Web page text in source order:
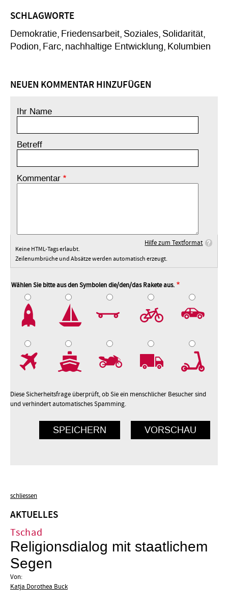
SCHLAGWORTE
Demokratie Friedensarbeit Soziales Solidarität
Podion Farc nachhaltige Entwicklung Kolumbien
NEUEN KOMMENTAR HINZUFÜGEN
Ihr Name
Betreff
Kommentar
Hilfe zum Textformat
Keine HTML-Tags erlaubt.
Zeilenumbrüche und Absätze werden automatisch erzeugt.
Wählen Sie bitte aus den Symbolen die/den/das Rakete aus.
Diese Sicherheitsfrage überprüft, ob Sie ein menschlicher Besucher sind
und verhindert automatisches Spamming.
schliessen
AKTUELLES
Tschad
Religionsdialog mit staatlichem
Segen
Von:
Katja Dorothea Buck